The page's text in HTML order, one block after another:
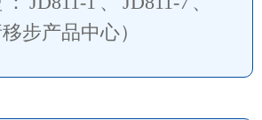
步产品中心）